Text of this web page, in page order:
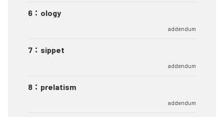
6 ： ology
addendum
7 ： sippet
addendum
8 ： prelatism
addendum